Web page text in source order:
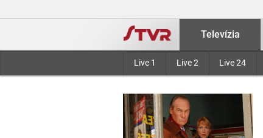
Televízia
Live 1 Live 2 Live 24